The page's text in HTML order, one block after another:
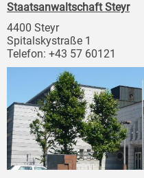
Staatsanwaltschaft Steyr
4400 Steyr
Spitalskystraße 1
Telefon: +43 57 60121